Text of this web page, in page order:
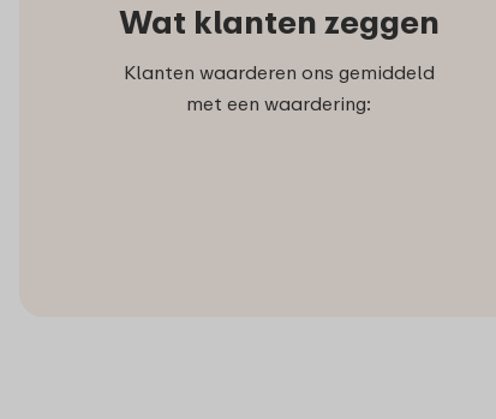
Wat klanten zeggen
Klanten waarderen ons gemiddeld
met een waardering: